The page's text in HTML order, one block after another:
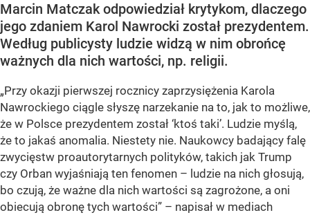
Marcin Matczak odpowiedział krytykom, dlaczego
jego zdaniem Karol Nawrocki został prezydentem.
Według publicysty ludzie widzą w nim obrońcę
ważnych dla nich wartości, np. religii.
„Przy okazji pierwszej rocznicy zaprzysiężenia Karola
Nawrockiego ciągle słyszę narzekanie na to, jak to możliwe,
że w Polsce prezydentem został ‘ktoś taki’. Ludzie myślą,
że to jakaś anomalia. Niestety nie. Naukowcy badający falę
zwycięstw proautorytarnych polityków, takich jak Trump
czy Orban wyjaśniają ten fenomen – ludzie na nich głosują,
bo czują, że ważne dla nich wartości są zagrożone, a oni
obiecują obronę tych wartości” – napisał w mediach